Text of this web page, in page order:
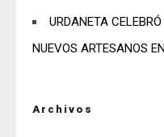
URDANETA
NUEVOS ARTESANOS
Archivos